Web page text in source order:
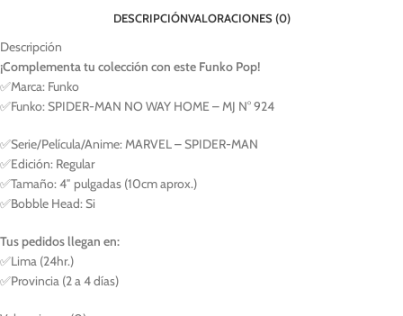
DESCRIPCIÓNVALORACIONES (0)
Descripción
¡Complementa tu colección con este Funko Pop!
✅Marca: Funko
✅Funko: SPIDER-MAN NO WAY HOME – MJ N° 924
✅Serie/Película/Anime: MARVEL – SPIDER-MAN
✅Edición: Regular
✅Tamaño: 4″ pulgadas (10cm aprox.)
✅Bobble Head: Si
Tus pedidos llegan en:
✅Lima (24hr.)
✅Provincia (2 a 4 días)